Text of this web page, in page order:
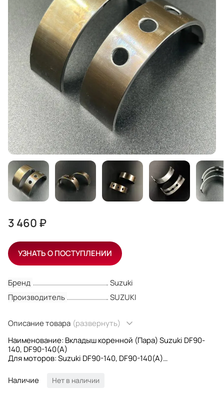
Бренд
Suzuki
Производитель
SUZUKI
Описание товара (развернуть)
Наименование: Вкладыш коренной (Пара) Suzuki DF90-
140, DF90-140(A)
Для моторов: Suzuki DF90-140, DF90-140(A)
Цвет: Черный
Производитель: Suzuki
Наличие Нет в наличии
3 460 ₽
УЗНАТЬ О ПОСТУПЛЕНИИ